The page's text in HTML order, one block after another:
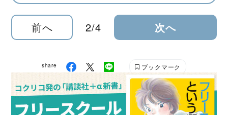
前へ 2/4 次へ
share ブックマーク